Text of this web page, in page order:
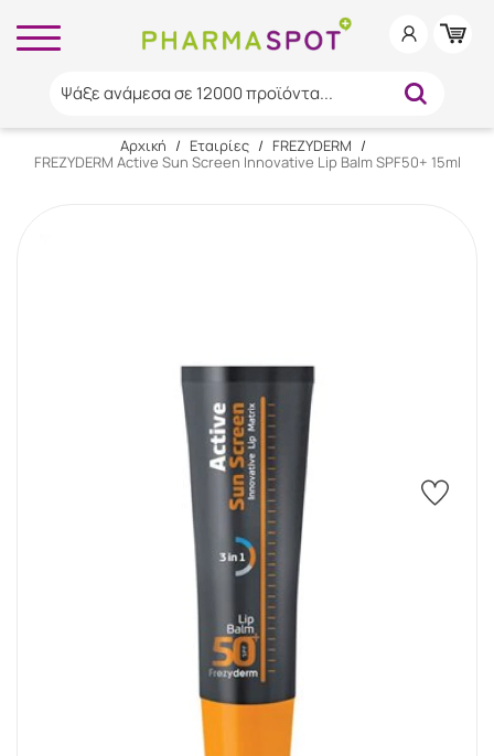
Ψάξε ανάμεσα σε 12000 προϊόντα...
Αρχική / Εταιρίες / FREZYDERM /
FREZYDERM Active Sun Screen Innovative Lip Balm SPF50+ 15ml